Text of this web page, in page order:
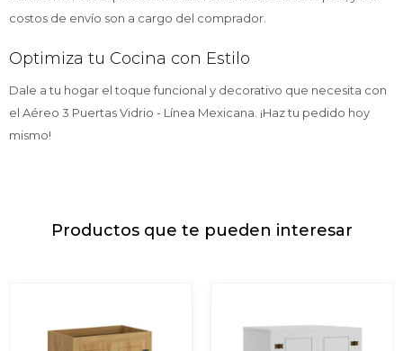
costos de envío son a cargo del comprador.
Optimiza tu Cocina con Estilo
Dale a tu hogar el toque funcional y decorativo que necesita con
el Aéreo 3 Puertas Vidrio - Línea Mexicana. ¡Haz tu pedido hoy
mismo!
Productos que te pueden interesar